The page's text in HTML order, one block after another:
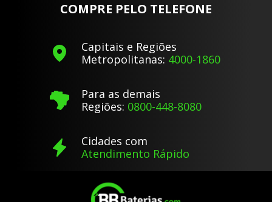
COMPRE PELO TELEFONE
Capitais e Regiões
Metropolitanas: 4000-1860
Para as demais
Regiões: 0800-448-8080
Cidades com
Atendimento Rápido